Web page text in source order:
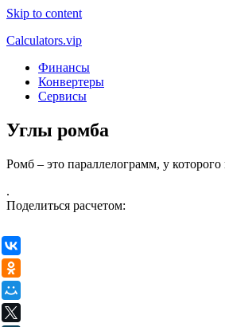
Skip to content
Calculators.vip
Финансы
Конвертеры
Сервисы
Углы ромба
Ромб – это параллелограмм, у
.
Поделиться расчетом: